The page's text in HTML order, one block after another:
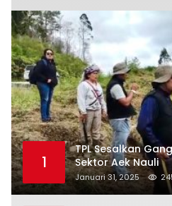
1
TPL Sesalkan
Sektor Aek Nauli
Januari 31, 2025